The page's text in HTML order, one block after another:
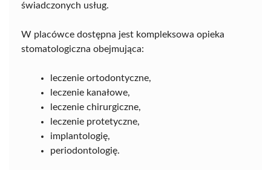
świadczonych usług.
W placówce dostępna jest kompleksowa opieka
stomatologiczna obejmująca:
leczenie ortodontyczne,
leczenie kanałowe,
leczenie chirurgiczne,
leczenie protetyczne,
implantologię,
periodontologię.